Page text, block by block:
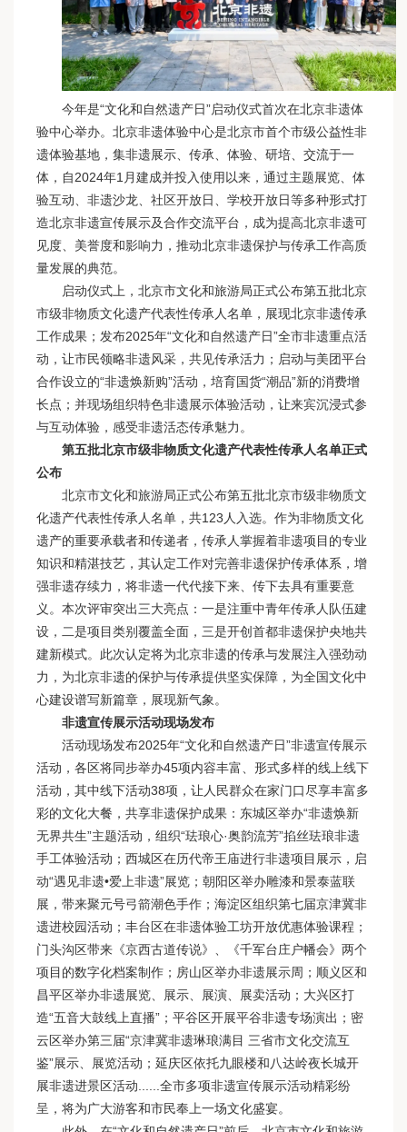
今年是“文化和自然遗产日”启动仪式首次在北京非遗体
验中心举办。北京非遗体验中心是北京市首个市级公益性非
遗体验基地，集非遗展示、传承、体验、研培、交流于一
体，自2024年1月建成并投入使用以来，通过主题展览、体
验互动、非遗沙龙、社区开放日、学校开放日等多种形式打
造北京非遗宣传展示及合作交流平台，成为提高北京非遗可
见度、美誉度和影响力，推动北京非遗保护与传承工作高质
量发展的典范。
启动仪式上，北京市文化和旅游局正式公布第五批北京
市级非物质文化遗产代表性传承人名单，展现北京非遗传承
工作成果；发布2025年“文化和自然遗产日”全市非遗重点活
动，让市民领略非遗风采，共见传承活力；启动与美团平台
合作设立的“非遗焕新购”活动，培育国货“潮品”新的消费增
长点；并现场组织特色非遗展示体验活动，让来宾沉浸式参
与互动体验，感受非遗活态传承魅力。
第五批北京市级非物质文化遗产代表性传承人名单正式
公布
北京市文化和旅游局正式公布第五批北京市级非物质文
化遗产代表性传承人名单，共123人入选。作为非物质文化
遗产的重要承载者和传递者，传承人掌握着非遗项目的专业
知识和精湛技艺，其认定工作对完善非遗保护传承体系，增
强非遗存续力，将非遗一代代接下来、传下去具有重要意
义。本次评审突出三大亮点：一是注重中青年传承人队伍建
设，二是项目类别覆盖全面，三是开创首都非遗保护央地共
建新模式。此次认定将为北京非遗的传承与发展注入强劲动
力，为北京非遗的保护与传承提供坚实保障，为全国文化中
心建设谱写新篇章，展现新气象。
非遗宣传展示活动现场发布
活动现场发布2025年“文化和自然遗产日”非遗宣传展示
活动，各区将同步举办45项内容丰富、形式多样的线上线下
活动，其中线下活动38项，让人民群众在家门口尽享丰富多
彩的文化大餐，共享非遗保护成果：东城区举办“非遗焕新
无界共生”主题活动，组织“珐琅心·奥韵流芳”掐丝珐琅非遗
手工体验活动；西城区在历代帝王庙进行非遗项目展示，启
动“遇见非遗•爱上非遗”展览；朝阳区举办雕漆和景泰蓝联
展，带来聚元号弓箭潮色手作；海淀区组织第七届京津冀非
遗进校园活动；丰台区在非遗体验工坊开放优惠体验课程；
门头沟区带来《京西古道传说》、《千军台庄户幡会》两个
项目的数字化档案制作；房山区举办非遗展示周；顺义区和
昌平区举办非遗展览、展示、展演、展卖活动；大兴区打
造“五音大鼓线上直播”；平谷区开展平谷非遗专场演出；密
云区举办第三届“京津冀非遗琳琅满目 三省市文化交流互
鉴”展示、展览活动；延庆区依托九眼楼和八达岭夜长城开
展非遗进景区活动......全市多项非遗宣传展示活动精彩纷
呈，将为广大游客和市民奉上一场文化盛宴。